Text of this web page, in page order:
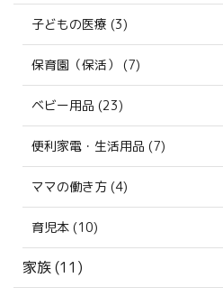
子どもの医療 (3)
保育園（保活） (7)
ベビー用品 (23)
便利家電・生活用品 (7)
ママの働き方 (4)
育児本 (10)
家族 (11)